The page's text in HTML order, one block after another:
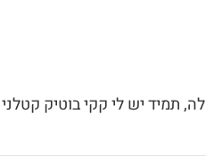
תמיד יש לי קקי בוטיק קטלני